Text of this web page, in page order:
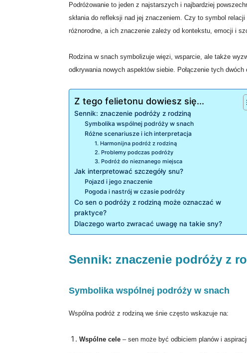
Podróżowanie to jeden z najstarszych i najbardziej
skłania do refleksji nad jej znaczeniem. Czy to symbol
różnorodne, a ich znaczenie zależy od kontekstu, emocji i
Rodzina w snach symbolizuje więzi, wsparcie, ale także
odkrywania nowych aspektów siebie. Połączenie tych
Z tego felietonu dowiesz się...
Sennik: znaczenie podróży z rodziną
Symbolika wspólnej podróży w snach
Różne scenariusze i ich interpretacja
1. Harmonijna podróż z rodziną
2. Problemy podczas podróży
3. Podróż do nieznanego miejsca
Jak interpretować szczegóły snu?
Pojazd i jego znaczenie
Pogoda i nastrój w czasie podróży
Co sen o podróży z rodziną może oznaczać w
praktyce?
Dlaczego warto zwracać uwagę na takie sny?
Sennik: znaczenie podróży z
Symbolika wspólnej podróży w snach
Wspólna podróż z rodziną we śnie często wskazuje na:
Wspólne cele – sen może być odbiciem planów i